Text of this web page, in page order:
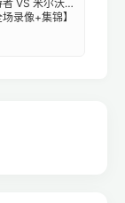
VS 米尔沃尔
录像+集锦】